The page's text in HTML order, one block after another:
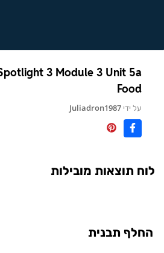
Spotlight 3 Module 3 Unit 5a
Food
על ידיJuliadron1987
לוח תוצאות מובילות
החלף תבנית